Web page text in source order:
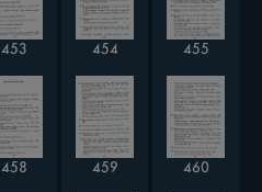
453 454 455
458 459 460